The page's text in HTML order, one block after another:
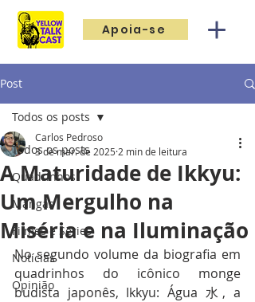
Apoia-se
Post
Todos os posts
Quadrinhos
Mangás
Filmes e Séries
Notícias
Opinião
Todos os posts
A Maturidade de Ikkyu:
Um Mergulho na
Miséria e na Iluminação
Carlos Pedroso
3 de mar. de 2025 2 min de leitura
No segundo volume da biografia em
quadrinhos do icônico monge
budista japonês, Ikkyu: Água 水, a